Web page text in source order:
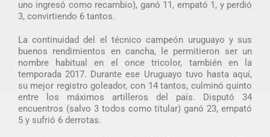
uno ingresó como recambio), ganó 11, empató 1, y perdió
3, convirtiendo 6 tantos.
La continuidad del el técnico campeón uruguayo y sus
buenos rendimientos en cancha, le permitieron ser un
nombre habitual en el once tricolor, también en la
temporada 2017. Durante ese Uruguayo tuvo hasta aquí,
su mejor registro goleador, con 14 tantos, culminó quinto
entre los máximos artilleros del país. Disputó 34
encuentros (salvo 3 todos como titular) ganó 23, empató
5 y sufrió 6 derrotas.